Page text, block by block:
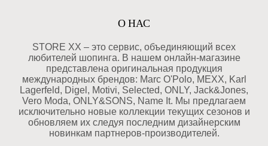
О НАС
STORE XX – это сервис, объединяющий всех
любителей шопинга. В нашем онлайн-магазине
представлена оригинальная продукция
международных брендов: Marc O'Polo, MEXX, Karl
Lagerfeld, Digel, Motivi, Selected, ONLY, Jack&Jones,
Vero Moda, ONLY&SONS, Name It. Мы предлагаем
исключительно новые коллекции текущих сезонов и
обновляем их следуя последним дизайнерским
новинкам партнеров-производителей.